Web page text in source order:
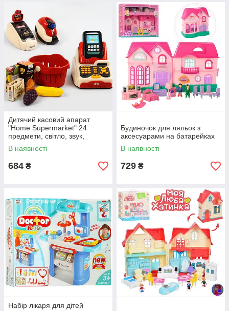
Дитячий касовий апарат
"Home Supermarket" 24
предмети, світло, звук,
сканер, термінал, продукти
В наявності
684 ₴
Будиночок для ляльок з
аксесуарами на батарейках
В наявності
729 ₴
Набір лікаря для дітей